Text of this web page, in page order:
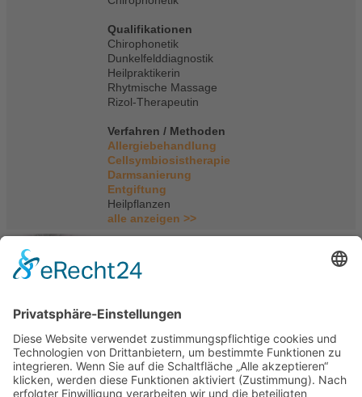
Qualifikationen
Chirophonetik
Dunkelfelddiagnostik
Heilpraktikerin
Rhytmische Massage
Rizol-Therapeutin
Verfahren / Methoden
Allergiebehandlung
Cellsymbiosistherapie
Darmsanierung
Entgiftung
Heilpflanzen
alle anzeigen >>
Jussenhovenerstr.63
E-Mail|Homepage
Qualifikationen
Ausbildung zum Dorn – Hock Therapeuten mit
Prüfung